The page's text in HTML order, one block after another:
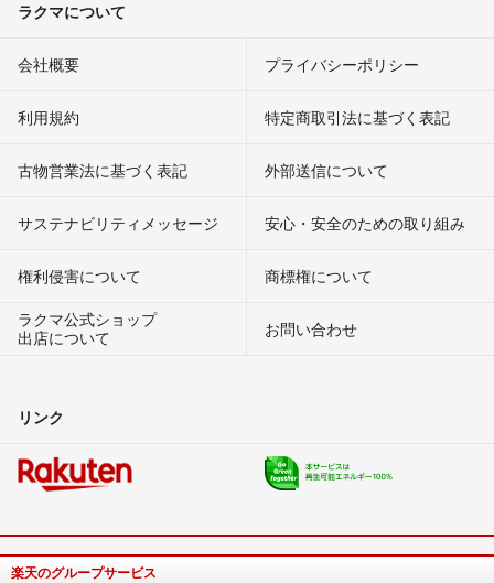
ラクマについて
会社概要 プライバシーポリシー
利用規約 特定商取引法に基づく表記
古物営業法に基づく表記 外部送信について
サステナビリティメッセージ 安心・安全のための取り組み
権利侵害について
商標権について
ラクマ公式ショップ
出店について
お問い合わせ
リンク
楽天のグループサービス